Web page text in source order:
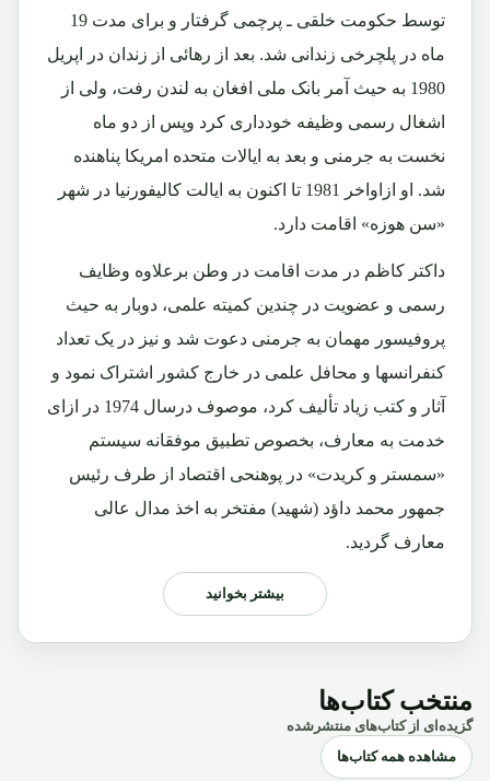
توسط حکومت خلقی ـ پرچمی گرفتار و برای مدت 19
ماه در پلچرخی زندانی شد. بعد از رهائی از زندان در اپریل
1980 به حیث آمر بانک ملی افغان به لندن رفت، ولی از
اشغال رسمی وظیفه خودداری کرد وپس از دو ماه
نخست به جرمنی و بعد به ایالات متحده امریکا پناهنده
شد. او ازاواخر 1981 تا اکنون به ایالت کالیفورنیا در شهر
«سن هوزه» اقامت دارد.
داکتر کاظم در مدت اقامت در وطن برعلاوه وظایف
رسمی و عضویت در چندین کمیته علمی، دوبار به حیث
پروفیسور مهمان به جرمنی دعوت شد و نیز در یک تعداد
کنفرانسها و محافل علمی در خارج کشور اشتراک نمود و
آثار و کتب زیاد تألیف کرد، موصوف درسال 1974 در ازای
خدمت به معارف، بخصوص تطبیق موفقانه سیستم
«سمستر و کریدت» در پوهنحی اقتصاد از طرف رئیس
جمهور محمد داؤد (شهید) مفتخر به اخذ مدال عالی
معارف گردید.
بیشتر بخوانید
منتخب کتاب‌ها
گزیده‌ای از کتاب‌های منتشرشده
مشاهده همه کتاب‌ها